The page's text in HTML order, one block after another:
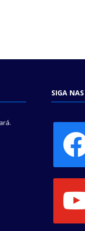
SIGA